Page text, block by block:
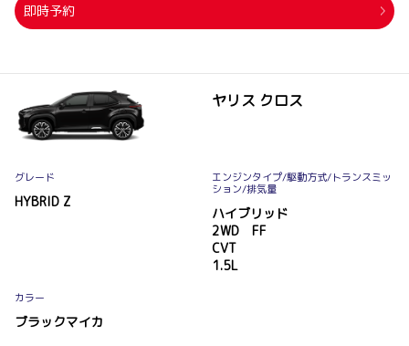
即時予約
ヤリス クロス
グレード
HYBRID Z
エンジンタイプ/駆動方式/トランスミッ
ション/排気量
ハイブリッド
2WD FF
CVT
1.5L
カラー
ブラックマイカ